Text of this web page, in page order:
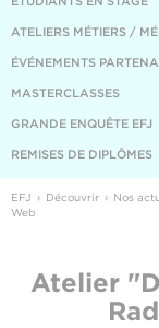
ATELIERS MÉTIERS /
ÉVÉNEMENTS
MASTERCLASSES
GRANDE ENQUÊTE EFJ
REMISES DE DIPLÔMES
EFJ Découvrir Nos
Web
Atelier